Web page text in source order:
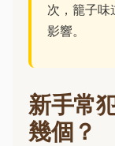
次，籠子味
影響。
新手常
幾個？